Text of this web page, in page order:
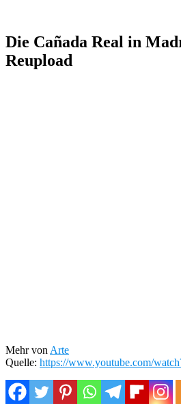
Die Cañada Real in
Reupload
Mehr von Arte
Quelle: https://www.youtube.com/